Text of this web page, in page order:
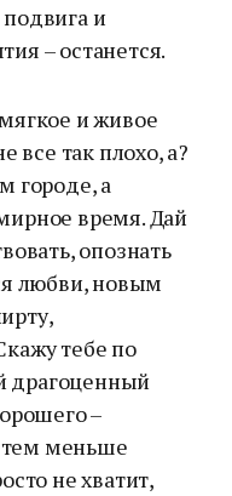
и
– останется.
и живое
все так плохо, а?
городе, а
время. Дай
опознать
любви, новым
тебе по
драгоценный
–
тем меньше
не хватит,